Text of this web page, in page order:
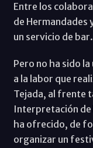
Entre los
de Hermandades
un servicio de bar.
Pero no ha sido
a la labor que
Tejada, al frente
Interpretación de
ha ofrecido, de
organizar un